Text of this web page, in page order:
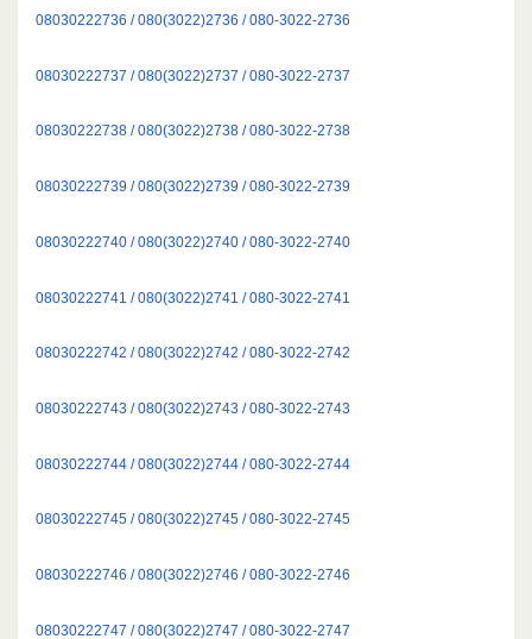
08030222736 / 080(3022)2736 / 080-3022-2736
08030222737 / 080(3022)2737 / 080-3022-2737
08030222738 / 080(3022)2738 / 080-3022-2738
08030222739 / 080(3022)2739 / 080-3022-2739
08030222740 / 080(3022)2740 / 080-3022-2740
08030222741 / 080(3022)2741 / 080-3022-2741
08030222742 / 080(3022)2742 / 080-3022-2742
08030222743 / 080(3022)2743 / 080-3022-2743
08030222744 / 080(3022)2744 / 080-3022-2744
08030222745 / 080(3022)2745 / 080-3022-2745
08030222746 / 080(3022)2746 / 080-3022-2746
08030222747 / 080(3022)2747 / 080-3022-2747